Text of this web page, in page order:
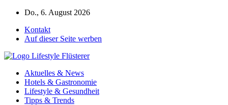
Zum
springen
Do., 6. August 2026
Kontakt
Auf dieser Seite werben
Aktuelles & News
Hotels & Gastronomie
Lifestyle & Gesundheit
Tipps & Trends